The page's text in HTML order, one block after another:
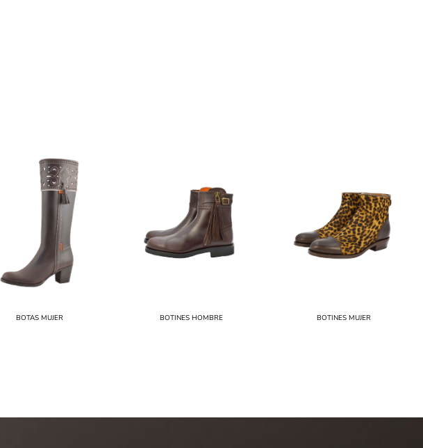
BOTAS MUJER BOTINES HOMBRE BOTINES MUJER